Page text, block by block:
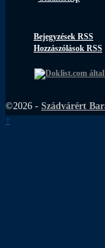
Bejegyzések RSS
Hozzászólások RSS
©2026 - Szádvárért
↑